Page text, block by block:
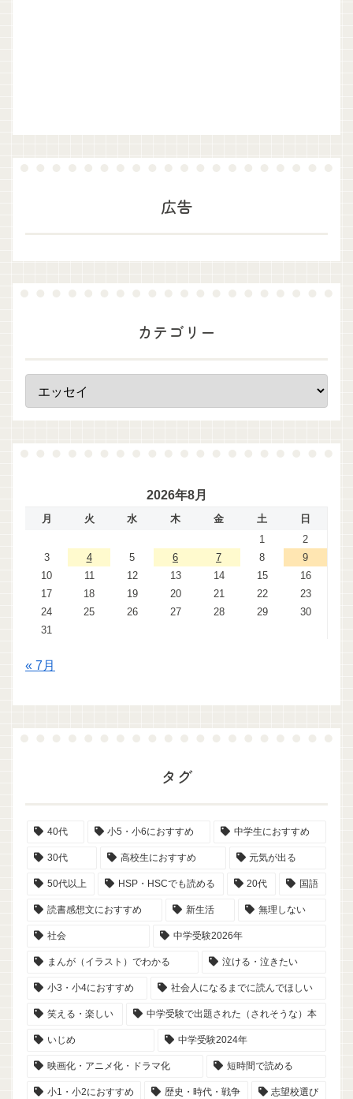
広告
カテゴリー
2026年8月
月 火 水 木 金 土
日
1
2
3
4 5 6 7 8
9
10
11 12 13 14 15
16
17
18 19 20 21 22
23
24
25 26 27 28 29
30
31
« 7月
タグ
40代 小5・小6におすすめ 中学生におすすめ
30代 高校生におすすめ 元気が出る
50代以上 HSP・HSCでも読める 20代 国語
読書感想文におすすめ 新生活 無理しない
社会 中学受験2026年
まんが（イラスト）でわかる 泣ける・泣きたい
小3・小4におすすめ 社会人になるまでに読んでほしい
笑える・楽しい 中学受験で出題された（されそうな）本
いじめ 中学受験2024年
映画化・アニメ化・ドラマ化 短時間で読める
小1・小2におすすめ 歴史・時代・戦争 志望校選び